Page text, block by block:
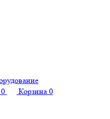
0 Корзина 0